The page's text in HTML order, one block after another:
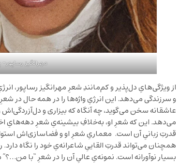
مهرانگیز
از ويژگی‌هایِ دل‌پذير و کم‌مانندِ شعرِ مهرانگيز رساپور،
و سرزندگی می‌دهد. اين انرژیِ واژه‌ها را در همه حال در
عاشقانه سخن می‌گويد، چه آنگاه که بيزاری و
می‌دهد. اين که شعرِ او، به‌خلافِ بیشینه‌یِ شعرِ دهه‌هایِ
قدرتِ زبانیِ آن است. معماریِ شعرِ او و فضاسازی‌اش
همچنان می‌تواند قدرتِ القايیِ شاعرانه‌یِ خود را نگاه
بسيار نوآورانه است. نمونه‌یِ عالیِ آن را در شعرِ “با